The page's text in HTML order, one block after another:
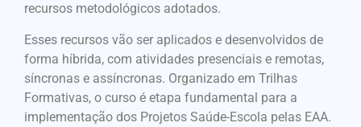
recursos metodológicos adotados.
Esses recursos vão ser aplicados e desenvolvidos de
forma híbrida, com atividades presenciais e remotas,
síncronas e assíncronas. Organizado em Trilhas
Formativas, o curso é etapa fundamental para a
implementação dos Projetos Saúde-Escola pelas EAA.